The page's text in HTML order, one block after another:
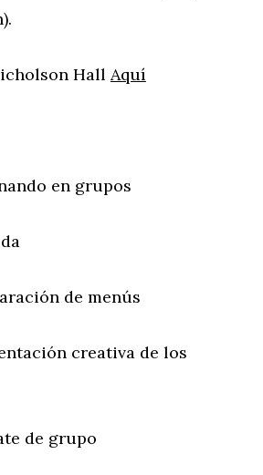
Hall Aquí
en grupos
de menús
creativa de los
de grupo